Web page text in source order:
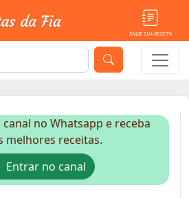
ENVIE SUA RECEITA
no Whatsapp e receba
melhores receitas.
Entrar no canal